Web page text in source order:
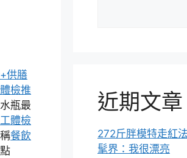
供膳
檢推
瓶最
體檢
餐飲
近期文章
272斤胖模特走紅
髦界：我很漂亮